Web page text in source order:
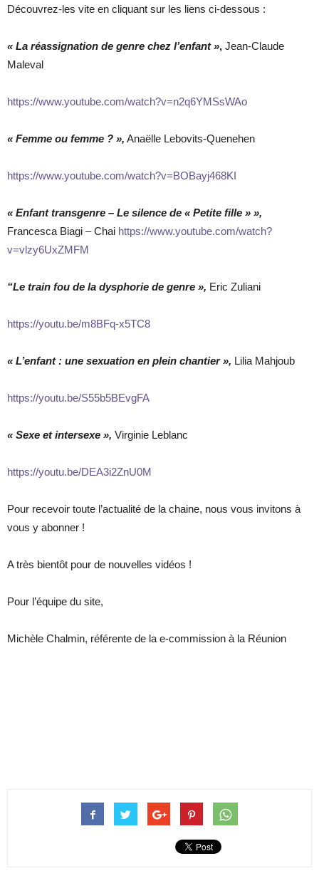
Découvrez-les vite en cliquant sur les liens ci-dessous :
« La réassignation de genre chez l’enfant », Jean-Claude
Maleval
https://www.youtube.com/watch?v=n2q6YMSsWAo
« Femme ou femme ? », Anaëlle Lebovits-Quenehen
https://www.youtube.com/watch?v=BOBayj468KI
« Enfant transgenre – Le silence de « Petite fille » »,
Francesca Biagi – Chai https://www.youtube.com/watch?
v=vlzy6UxZMFM
“Le train fou de la dysphorie de genre », Eric Zuliani
https://youtu.be/m8BFq-x5TC8
« L’enfant : une sexuation en plein chantier », Lilia Mahjoub
https://youtu.be/S55b5BEvgFA
« Sexe et intersexe », Virginie Leblanc
https://youtu.be/DEA3i2ZnU0M
Pour recevoir toute l’actualité de la chaine, nous vous invitons à
vous y abonner !
A très bientôt pour de nouvelles vidéos !
Pour l’équipe du site,
Michèle Chalmin, référente de la e-commission à la Réunion